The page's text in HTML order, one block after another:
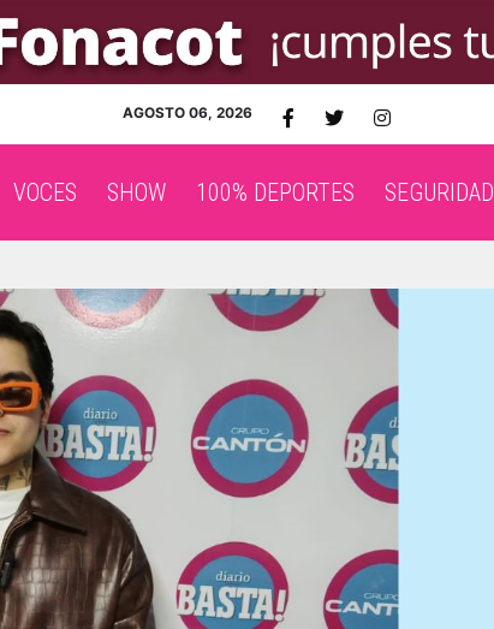
AGOSTO 06, 2026
VOCES SHOW 100% DEPORTES SEGURIDAD